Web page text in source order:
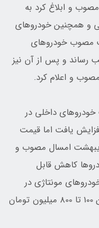
و ابلاغ کرد به
و همچنین خودروهای
مصوب خودروهای
رساند و پس از آن نیز
داخلی در
بطور متوسط 29 درصد افزایش یافت اما قیمت
امسال مصوب و
کاهش قابل
مونتاژی در
مقایسه با قیمت‌های کارخانه‌ای خودروها بین 100 تا 800 میلیون تومان